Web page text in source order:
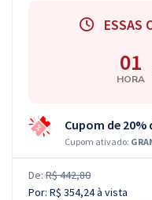
Atendimento ESSAS
01
HORA
Cupom de
Cupom ativado:
De: R$ 442,80
Por: R$ 354,24à vista